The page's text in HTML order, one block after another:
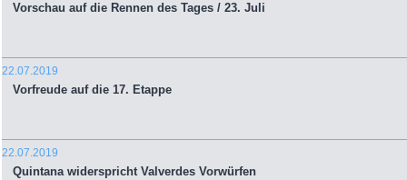
Vorschau auf die Rennen des Tages / 23. Juli
22.07.2019
Vorfreude auf die 17. Etappe
22.07.2019
Quintana widerspricht Valverdes Vorwürfen